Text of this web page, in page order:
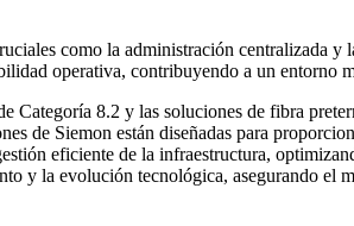
como la administración centralizada y
operativa, contribuyendo a un entorno
Categoría 8.2 y las soluciones de fibra
de Siemon están diseñadas para
eficiente de la infraestructura,
y la evolución tecnológica, asegurando el